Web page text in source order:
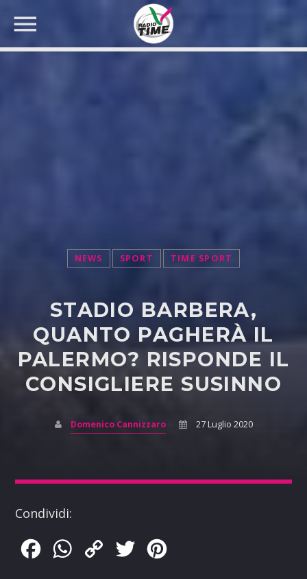
NEWS SPORT TIME SPORT
STADIO BARBERA,
QUANTO PAGHERÀ IL
PALERMO? RISPONDE IL
CONSIGLIERE SUSINNO
Domenico Cannizzaro 27 Luglio 2020
Condividi:
FacebookWhatsApp
Copy
Twitter